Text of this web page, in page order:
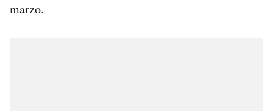
marzo.